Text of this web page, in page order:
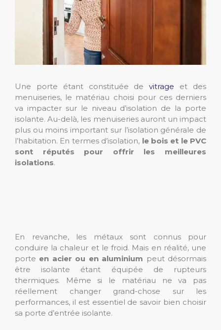
Une porte étant constituée devitrage et des
menuiseries, le matériau choisi pour ces derniers
va impacter sur le niveau d’isolation de la porte
isolante. Au-delà, les menuiseries auront un impact
plus ou moins important sur l’isolation générale de
l’habitation. En termes d’isolation, le bois et le PVC
sont réputés pour offrir les meilleures
isolations.
En revanche, les métaux sont connus pour
conduire la chaleur et le froid. Mais en réalité, une
porte en acier ou en aluminium peut désormais
être isolante étant équipée de rupteurs
thermiques. Même si le matériau ne va pas
réellement changer grand-chose sur les
performances, il est essentiel de savoir bien choisir
sa porte d’entrée isolante.